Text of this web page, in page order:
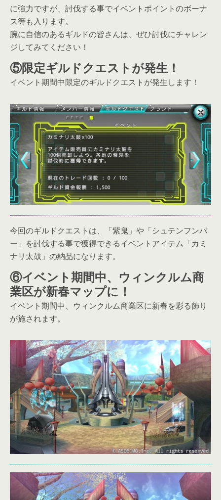
に強力ですが、討伐する事でイベントポイントのボーナ
ス等も入ります。
腕に自信のあるギルドの皆さんは、ぜひ討伐にチャレン
ジしてみてください！
⑤限定ギルドクエストが発生！
イベント期間中限定のギルドクエストが発生します！
今回のギルドクエストは、「紫鬼」や「シュテンフンバ
ー」を討伐する事で獲得できるイベントアイテム「カミ
ナリ太鼓」の納品になります。
⑥イベント期間中、ウィンクルム商
業区が新春マップに！
イベント期間中、ウィンクルム商業区に新春を彩る飾り
が施されます。